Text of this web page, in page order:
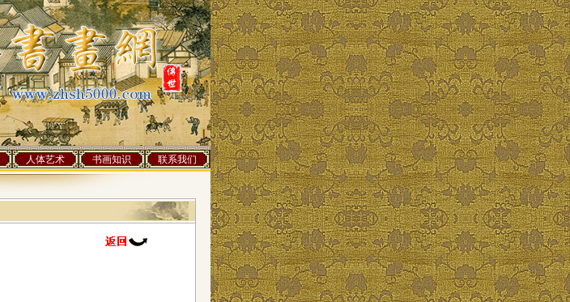
人体艺术 书画知识 联系我们